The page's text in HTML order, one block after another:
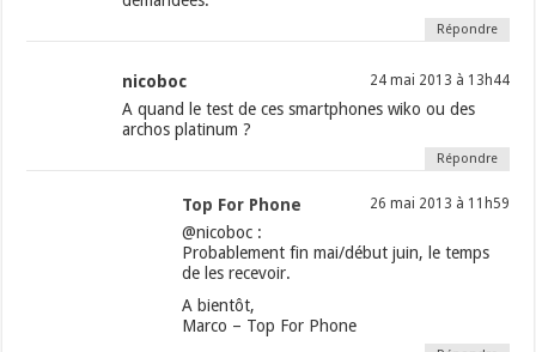
Répondre
nicoboc 24 mai 2013 à 13h44
A quand le test de ces smartphones wiko ou des
archos platinum ?
Répondre
Top For Phone 26 mai 2013 à 11h59
@nicoboc :
Probablement fin mai/début juin, le temps
de les recevoir.
A bientôt,
Marco – Top For Phone